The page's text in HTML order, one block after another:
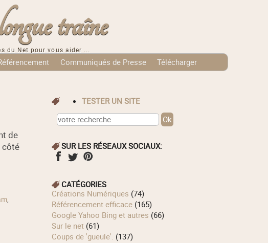
traîne
du Net pour vous aider ...
Communiqués de Presse
Télécharger
de
côté
,
TESTER UN SITE
SUR LES RÉSEAUX SOCIAUX:
CATÉGORIES
Créations Numériques (74)
Référencement efficace(165)
Google Yahoo Bing et autres (66)
Sur le net(61)
Coups de 'gueule'. (137)